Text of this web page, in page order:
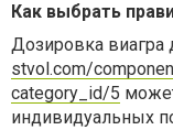
Как выбрать
Дозировка виагра
stvol.com/
category_id/5
индивидуальных